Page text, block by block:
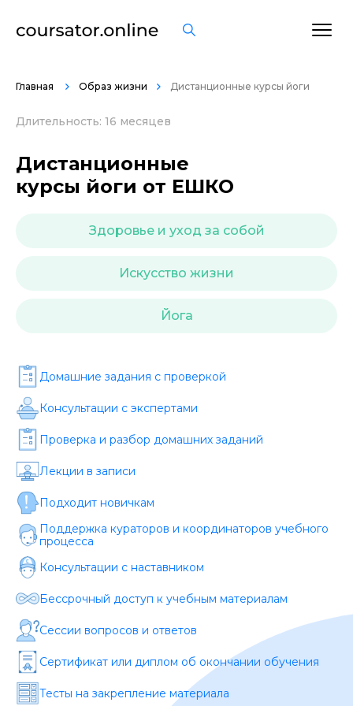
Главная Образ жизни Дистанционные курсы йоги
Длительность: 16 месяцев
Дистанционные
курсы йоги от ЕШКО
Здоровье и уход за собой
Искусство жизни
Йога
Домашние задания c проверкой
Консультации с экспертами
Проверка и разбор домашних заданий
Лекции в записи
Подходит новичкам
Поддержка кураторов и координаторов учебного
процесса
Консультации с наставником
Бессрочный доступ к учебным материалам
Сессии вопросов и ответов
Сертификат или диплом об окончании обучения
Тесты на закрепление материала
Подача материала *
Программа обучения *
Уровень организации *